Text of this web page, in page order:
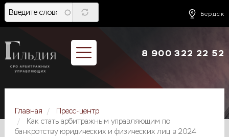
Перейти
основному
Бердск
8 900 322 22 52
Главная
Пресс-центр
Как стать арбитражным управляющим по
банкротству юридических и физических лиц в 2024